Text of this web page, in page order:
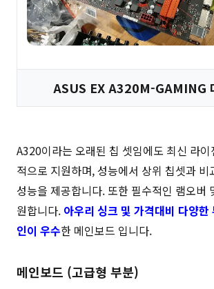
ASUS EX A320M-GAMING
A320이라는 오래된 칩 셋임에도 최신 라이
적으로 지원하며, 성능에서 상위 칩셋과 비
성능을 제공합니다. 또한 필수적인 램오버
원합니다. 아우리 싱크 및 가격대비 다양한
인이 우수한 메인보드 입니다.
메인보드 (고급형 부분)